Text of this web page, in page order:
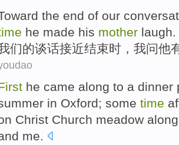
the end of our
he made his mother laugh
们的谈话接近结束时 ， 我问他
he came along to a dinner
in Oxford; some time
Christ Church meadow along
me.